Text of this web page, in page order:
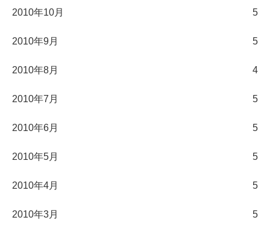
2010年10月 5
2010年9月 5
2010年8月 4
2010年7月 5
2010年6月 5
2010年5月 5
2010年4月 5
2010年3月 5